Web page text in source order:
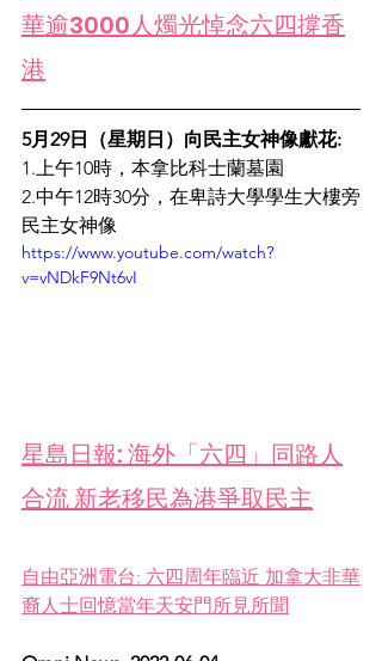
華逾3000人燭光悼念六四撐香
港
5⽉29⽇（星期⽇）向民主女神像獻花:
1.上午10時，本拿比科士蘭墓園
2.中午12時30分，在卑詩大學學生大樓旁
民主女神像
https://www.youtube.com/watch?
v=vNDkF9Nt6vI
星島日報: 海外「六四」同路人
合流 新老移民為港爭取民主
自由亞洲電台: 六四周年臨近 加拿大非華
裔人士回憶當年天安門所見所聞